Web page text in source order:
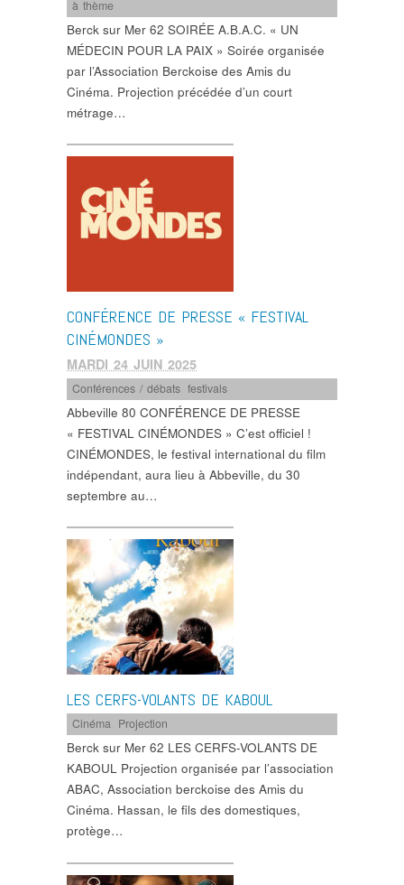
à thème
Berck sur Mer 62 SOIRÉE A.B.A.C. « UN
MÉDECIN POUR LA PAIX » Soirée organisée
par l’Association Berckoise des Amis du
Cinéma. Projection précédée d’un court
métrage…
CONFÉRENCE DE PRESSE « FESTIVAL
CINÉMONDES »
MARDI 24 JUIN 2025
Conférences / débats ,festivals
Abbeville 80 CONFÉRENCE DE PRESSE
« FESTIVAL CINÉMONDES » C’est officiel !
CINÉMONDES, le festival international du ﬁlm
indépendant, aura lieu à Abbeville, du 30
septembre au…
LES CERFS-VOLANTS DE KABOUL
Cinéma Projection
Berck sur Mer 62 LES CERFS-VOLANTS DE
KABOUL Projection organisée par l’association
ABAC, Association berckoise des Amis du
Cinéma. Hassan, le fils des domestiques,
protège…